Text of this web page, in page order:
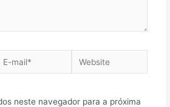
neste navegador para a próxima